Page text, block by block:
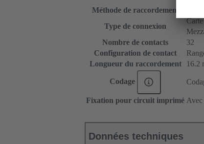
Méthode de raccordement
Type de connexion
Nombre de contacts
32
Configuration de contact
Longueur du raccordement
16.2
Codage
Fixation pour circuit imprimé
Données techniques